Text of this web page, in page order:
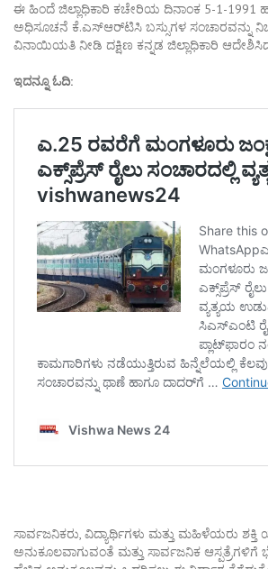
ಈ ಹಿಂದೆ ಜಿಲ್ಲಾಧಿಕಾರಿ ಕಚೇರಿಯ ದಿನಾಂಕ 5-1-1991
ಅಧಿಸೂಚನೆ ಕೆ.ಎಸ್‌ಆರ್‌ಟಿಸಿ ಬಸ್ಸುಗಳ ಸಂಚಾರವನ್ನು
ವಿನಾಯಿಯತಿ ನೀಡಿ ದಕ್ಷಿಣ ಕನ್ನಡ ಜಿಲ್ಲಾಧಿಕಾರಿ
ಇದನ್ನೂ ಓದಿ:
ಸಾರ್ವಜನಿಕರು, ವಿದ್ಯಾರ್ಥಿಗಳು ಮತ್ತು ಮಹಿಳೆಯರು
ಅನುಕೂಲವಾಗುವಂತೆ ಮತ್ತು ಸಾರ್ವಜನಿಕ